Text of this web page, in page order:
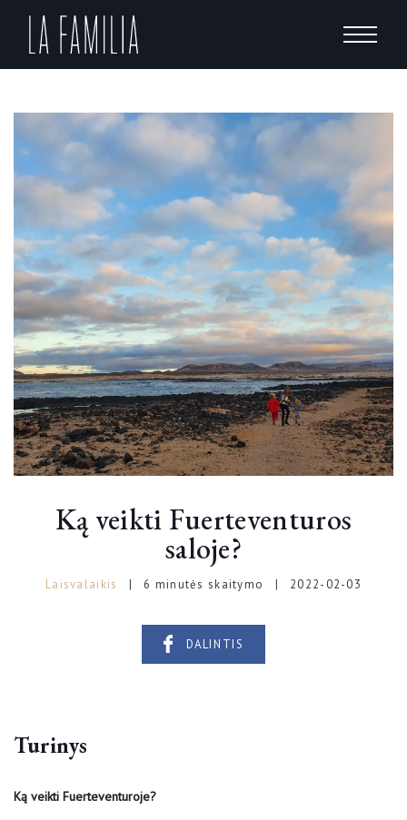
Ką veikti Fuerteventuros
saloje?
Laisvalaikis 6 minutės skaitymo 2022-02-03
DALINTIS
Turinys
Ką veikti Fuerteventuroje?